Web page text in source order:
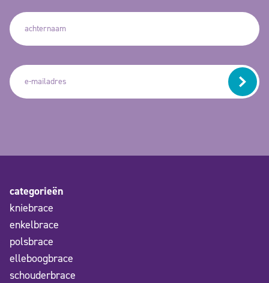
categorieën
kniebrace
enkelbrace
polsbrace
elleboogbrace
schouderbrace